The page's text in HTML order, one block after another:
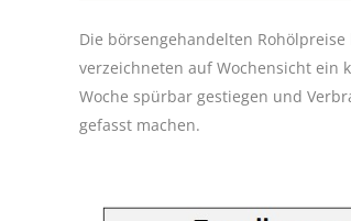
Die börsengehandelten
verzeichneten auf Wochensicht ein
Woche spürbar gestiegen und
gefasst machen.